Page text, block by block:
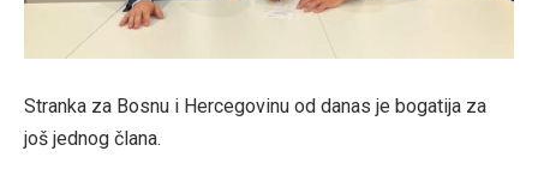
Stranka za Bosnu i Hercegovinu od danas je bogatija za
još jednog člana.